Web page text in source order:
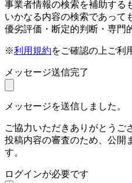
事業者情報の検索を補助する
いかなる内容の検索であって
優劣評価・断定的判断・専門
※利用規約をご確認の上ご利
メッセージ送信完了
メッセージを送信しました。
ご協力いただきありがとうご
投稿内容の審査のため、公開
す。
ログインが必要です